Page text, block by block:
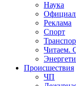
Наука
Реклама
Спорт
Читаем.
Происшествия
ЧП